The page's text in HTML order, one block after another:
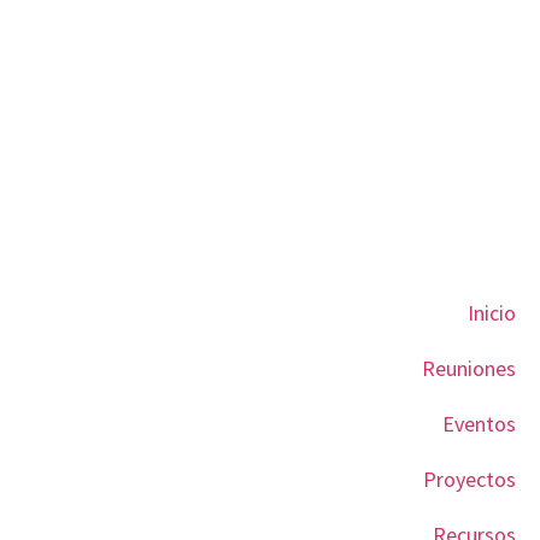
Inicio
Reuniones
Eventos
Proyectos